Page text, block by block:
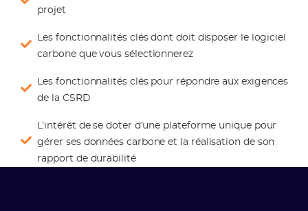
projet
Les fonctionnalités clés dont doit disposer le logiciel
carbone que vous sélectionnerez
Les fonctionnalités clés pour répondre aux exigences
de la CSRD
L’intérêt de se doter d’une plateforme unique pour
gérer ses données carbone et la réalisation de son
rapport de durabilité